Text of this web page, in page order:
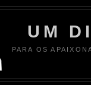
UM
PARA OS